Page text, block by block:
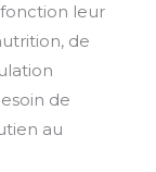
leur
de
de
au